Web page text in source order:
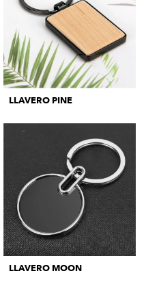
LLAVERO PINE
LLAVERO MOON